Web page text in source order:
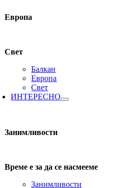
Европа
Свет
Балкан
Европа
Свет
ИНТЕРЕСНО
Занимливости
Време е за да се насмееме
Занимливости